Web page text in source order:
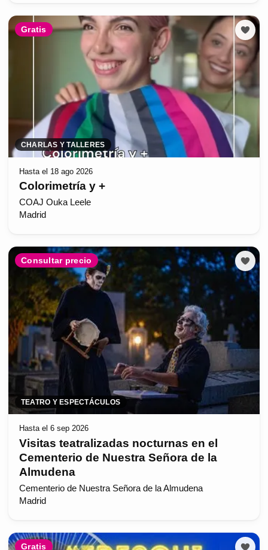
Gratis
CHARLAS Y TALLERES
Hasta el 18 ago 2026
Colorimetría y +
COAJ Ouka Leele
Madrid
Consultar precio
TEATRO Y ESPECTÁCULOS
Hasta el 6 sep 2026
Visitas teatralizadas nocturnas en el
Cementerio de Nuestra Señora de la
Almudena
Cementerio de Nuestra Señora de la Almudena
Madrid
Gratis